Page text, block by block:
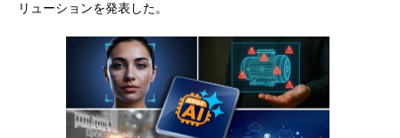
リューションを発表した。